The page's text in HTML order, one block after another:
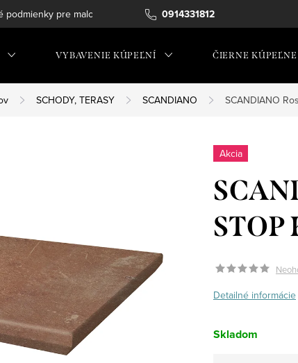
0914331812
podmienky pre maloobchod
VYBAVENIE KÚPEĽNÍ ČIERNE KÚPEĽNE
SCHODY, TERASY SCANDIANO SCANDIANO
Akcia
STOP
Detailné informácie
Skladom